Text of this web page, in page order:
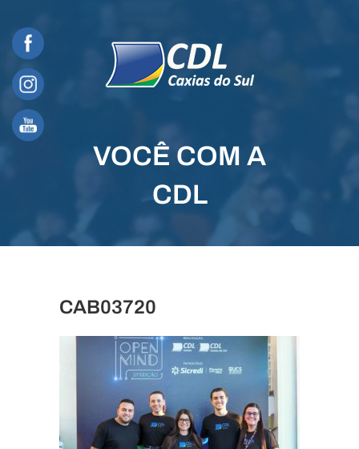
content
VOCÊ COM A
CDL
CAB03720